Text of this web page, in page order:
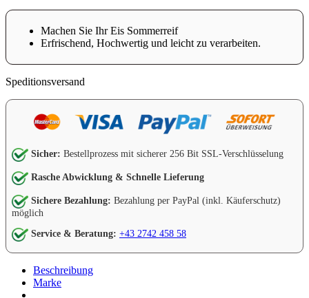
Machen Sie Ihr Eis Sommerreif
Erfrischend, Hochwertig und leicht zu verarbeiten.
Speditionsversand
Sicher: Bestellprozess mit sicherer 256 Bit SSL-Verschlüsselung
Rasche Abwicklung & Schnelle Lieferung
Sichere Bezahlung: Bezahlung per PayPal (inkl. Käuferschutz)
möglich
Service & Beratung: +43 2742 458 58
Beschreibung
Marke